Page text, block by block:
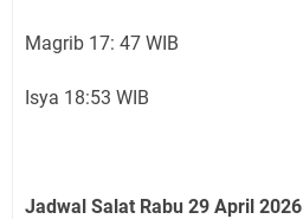
Magrib 17: 47 WIB
Isya 18:53 WIB
Jadwal Salat Rabu 29 April 2026